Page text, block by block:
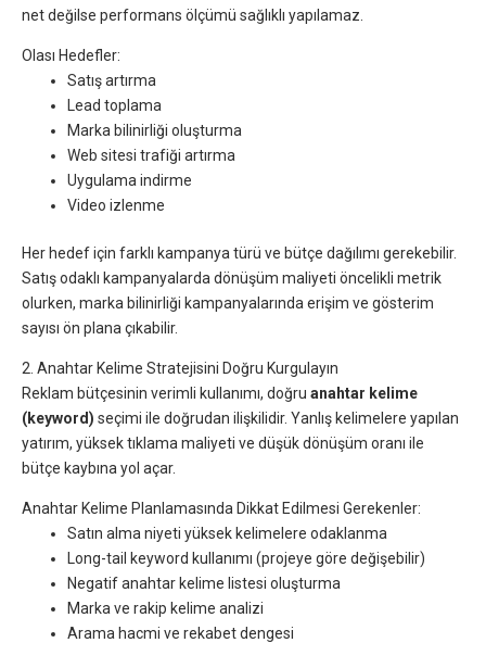
net değilse performans ölçümü sağlıklı yapılamaz.
Olası Hedefler:
Satış artırma
Lead toplama
Marka bilinirliği oluşturma
Web sitesi trafiği artırma
Uygulama indirme
Video izlenme
Her hedef için farklı kampanya türü ve bütçe dağılımı gerekebilir.
Satış odaklı kampanyalarda dönüşüm maliyeti öncelikli metrik
olurken, marka bilinirliği kampanyalarında erişim ve gösterim
sayısı ön plana çıkabilir.
2. Anahtar Kelime Stratejisini Doğru Kurgulayın
Reklam bütçesinin verimli kullanımı, doğru anahtar kelime
(keyword) seçimi ile doğrudan ilişkilidir. Yanlış kelimelere yapılan
yatırım, yüksek tıklama maliyeti ve düşük dönüşüm oranı ile
bütçe kaybına yol açar.
Anahtar Kelime Planlamasında Dikkat Edilmesi Gerekenler:
Satın alma niyeti yüksek kelimelere odaklanma
Long-tail keyword kullanımı (projeye göre değişebilir)
Negatif anahtar kelime listesi oluşturma
Marka ve rakip kelime analizi
Arama hacmi ve rekabet dengesi